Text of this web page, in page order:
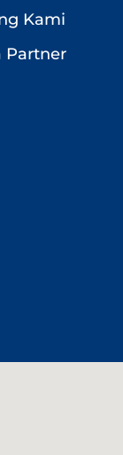
Kami
Partner